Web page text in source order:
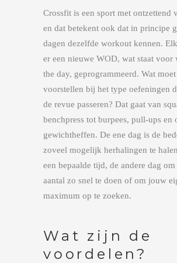
Crossfit is een sport met ontzettend
en dat betekent ook dat in principe
dagen dezelfde workout kennen.
er een nieuwe WOD, wat staat
the day, geprogrammeerd. Wat
voorstellen bij het type oefeningen
de revue passeren? Dat gaat van
benchpress tot burpees, pull-ups en
gewichtheffen. De ene dag is de
zoveel mogelijk herhalingen te
een bepaalde tijd, de andere dag om
aantal zo snel te doen of om jouw
maximum op te zoeken.
Wat zijn de
voordelen?